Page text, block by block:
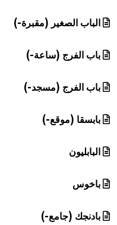
الباب الصغير (مقبرة-)
باب الفرج (ساعة-)
باب الفرج (مسجد-)
بابسقا (موقع-)
البابليون
باخوس
بادنجك (جامع-)